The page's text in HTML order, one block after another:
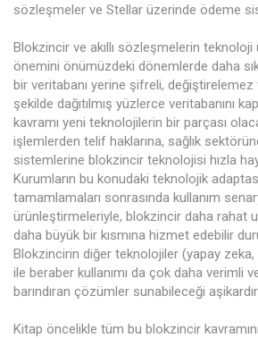
sözleşmeler ve Stellar üzerinde ödeme
Blokzincir ve akıllı sözleşmelerin
önemini önümüzdeki dönemlerde daha
bir veritabanı yerine şifreli,
şekilde dağıtılmış yüzlerce veritabanını
kavramı yeni teknolojilerin bir parçası
işlemlerden telif haklarına, sağlık
sistemlerine blokzincir teknolojisi hızla
Kurumların bu konudaki teknolojik
tamamlamaları sonrasında kullanım
ürünleştirmeleriyle, blokzincir daha rahat
daha büyük bir kısmına hizmet edebilir
Blokzincirin diğer teknolojiler (yapay
ile beraber kullanımı da çok daha verimli
barındıran çözümler sunabileceği aşikardır.
Kitap öncelikle tüm bu blokzincir